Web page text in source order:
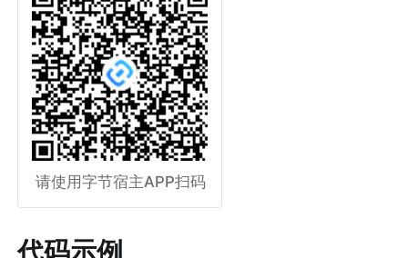
请使用字节宿主APP扫码
代码示例